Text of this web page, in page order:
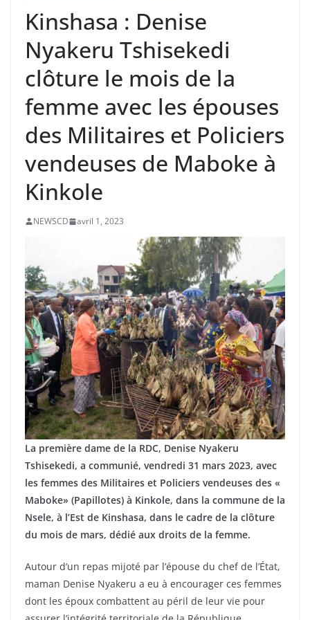
Kinshasa : Denise
Nyakeru Tshisekedi
clôture le mois de la
femme avec les épouses
des Militaires et Policiers
vendeuses de Maboke à
Kinkole
NEWSCD avril 1, 2023
La première dame de la RDC, Denise Nyakeru
Tshisekedi, a communié, vendredi 31 mars 2023, avec
les femmes des Militaires et Policiers vendeuses des «
Maboke» (Papillotes) à Kinkole, dans la commune de la
Nsele, à l’Est de Kinshasa, dans le cadre de la clôture
du mois de mars, dédié aux droits de la femme.
Autour d’un repas mijoté par l’épouse du chef de l’État,
maman Denise Nyakeru a eu à encourager ces femmes
dont les époux combattent au péril de leur vie pour